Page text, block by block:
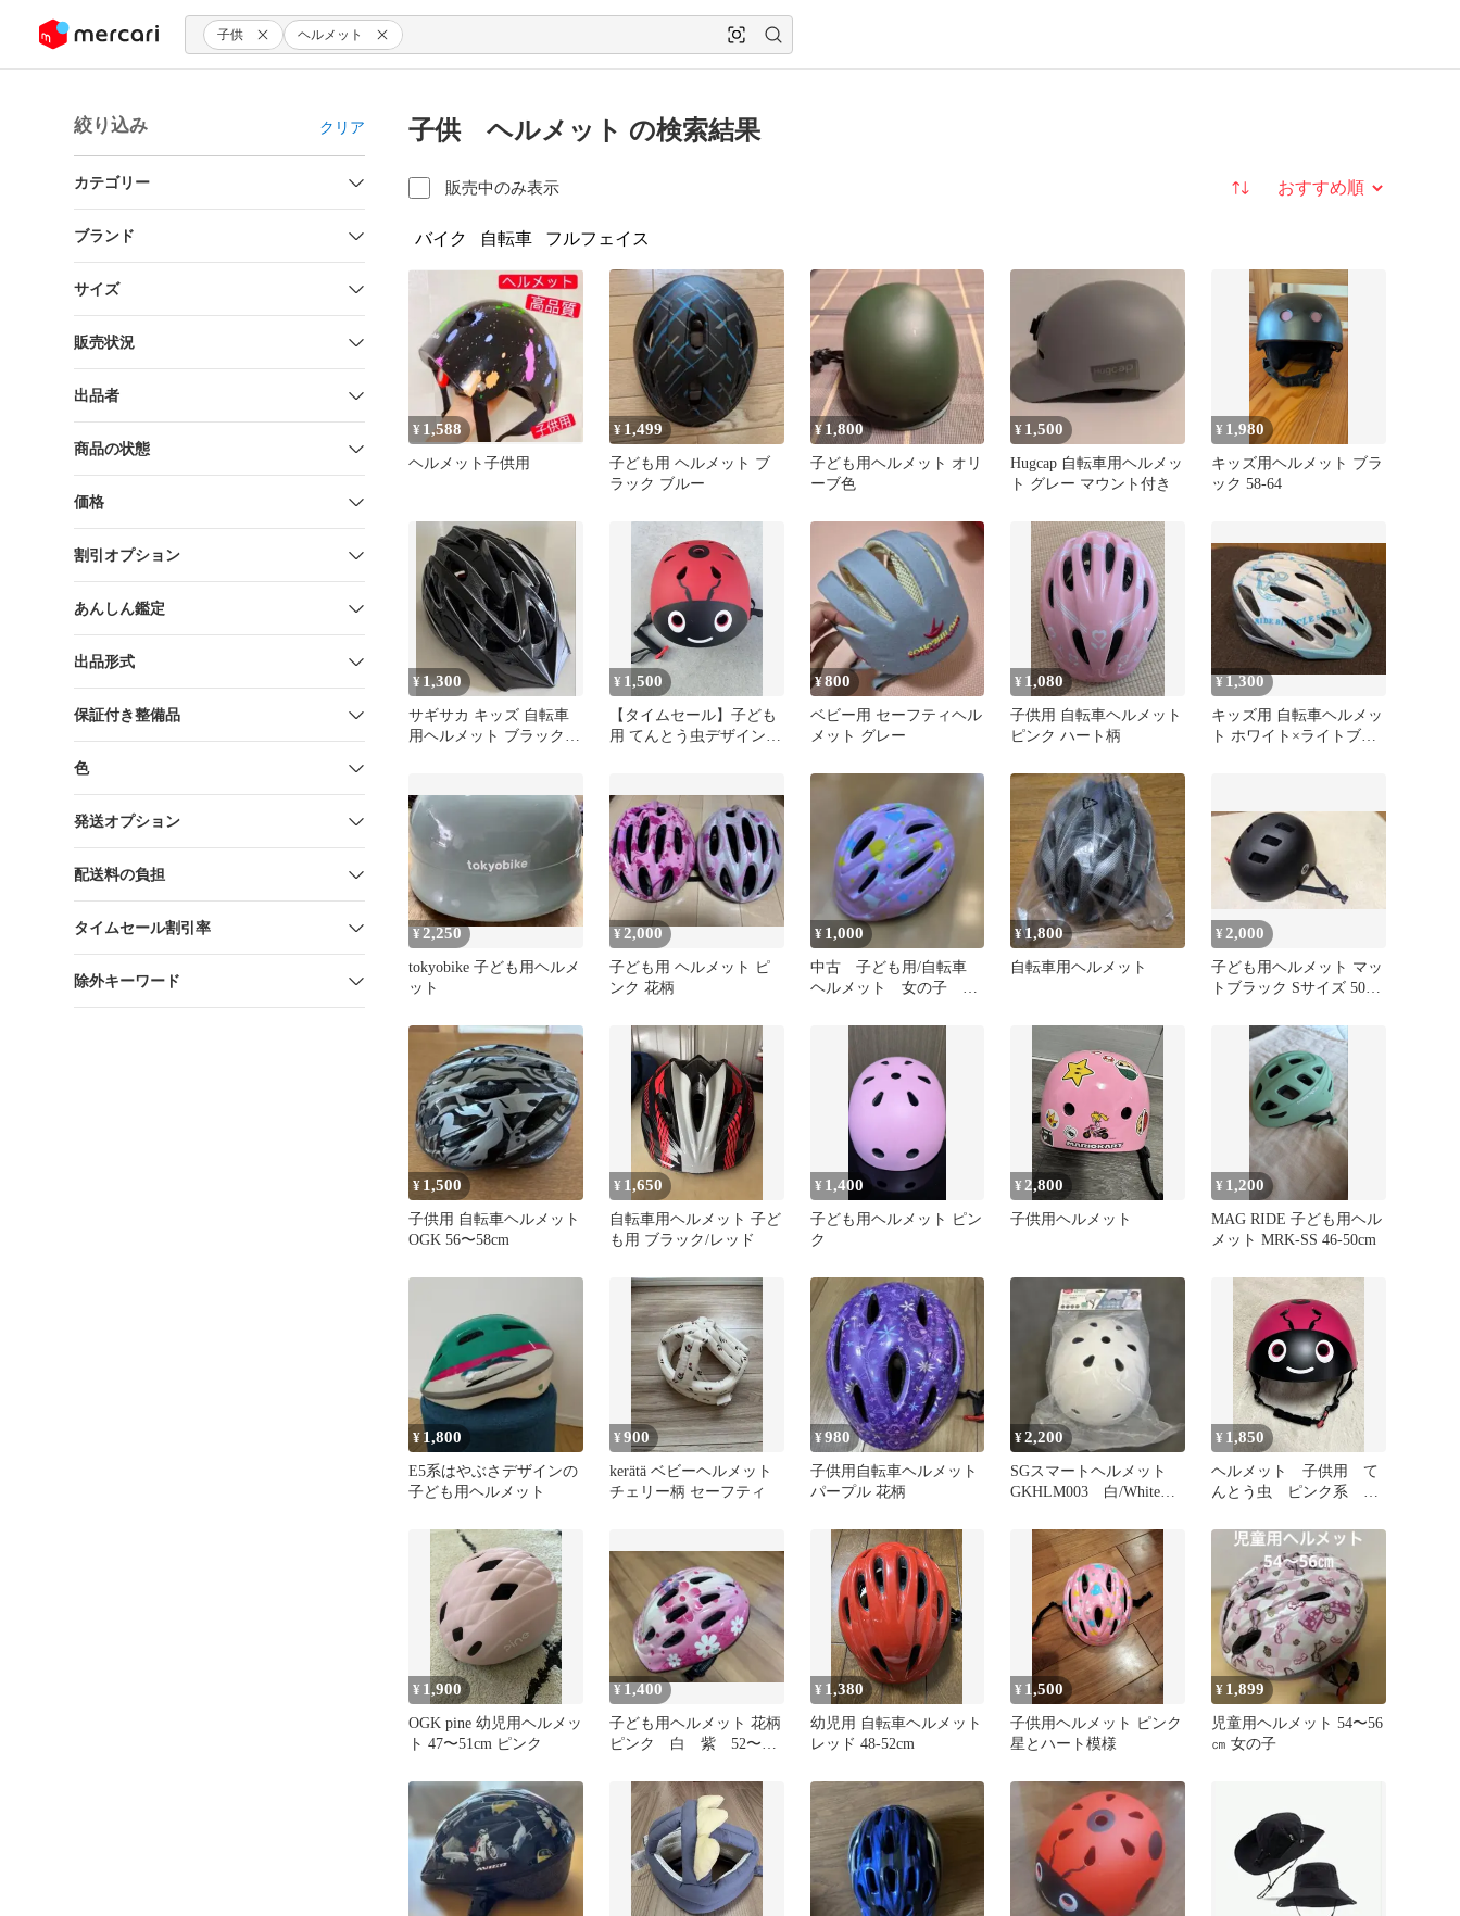
ツにスキップ 子供 ヘルメット
絞り込み クリア
カテゴリー
ブランド
サイズ
販売状況
出品者
商品の状態
価格
割引オプション
あんしん鑑定
出品形式
保証付き整備品
色
発送オプション
配送料の負担
タイムセール割引率
除外キーワード
子供 ヘルメット の検索結果
販売中のみ表示 並び替え
バイク 自転車 フルフェイス
¥ 1,588
ヘルメット子供用
¥ 1,499
子ども用 ヘルメット ブ
ラック ブルー
¥ 1,800
子ども用ヘルメット オリ
ーブ色
¥ 1,500
Hugcap 自転車用ヘルメッ
ト グレー マウント付き
¥ 1,980
キッズ用ヘルメット ブラ
ック 58-64
¥1,300
サギサカ キッズ 自転車
用ヘルメット ブラック
¥ 1,500
【タイムセール】子ども
用 てんとう虫デザイン
¥800
ベビー用 セーフティヘル
メット グレー
¥ 1,080
子供用 自転車ヘルメット
ピンク ハート柄
¥ 1,300
キッズ用 自転車ヘルメッ
ト ホワイト×ライトブル
¥ 2,250
tokyobike 子ども用ヘルメ
ット
¥ 2,000
子ども用 ヘルメット ピ
ンク 花柄
¥ 1,000
中古 子ども用/自転車
ヘルメット 女の子 送
¥1,800
自転車用ヘルメット
¥ 2,000
子ども用ヘルメット マッ
トブラック Sサイズ 50-
¥ 1,500
子供用 自転車ヘルメット
OGK 56〜58cm
¥ 1,650
自転車用ヘルメット 子ど
も用 ブラック/レッド
¥ 1,400
子ども用ヘルメット ピン
ク
¥ 2,800
子供用ヘルメット
¥ 1,200
MAG RIDE 子ども用ヘル
メット MRK-SS 46-50cm
¥ 1,800
E5系はやぶさデザインの
子ども用ヘルメット
¥900
kerätä ベビーヘルメット
チェリー柄 セーフティ
¥980
子供用自転車ヘルメット
パープル 花柄
¥2,200
SGスマートヘルメット
GKHLM003 白/White
¥ 1,850
ヘルメット 子供用 て
んとう虫 ピンク系 S
¥ 1,900
OGK pine 幼児用ヘルメッ
ト 47〜51cm ピンク
¥ 1,400
子ども用ヘルメット 花柄
ピンク 白 紫 52〜
¥ 1,380
幼児用 自転車ヘルメット
レッド 48-52cm
¥ 1,500
子供用ヘルメット ピンク
星とハート模様
¥ 1,899
児童用ヘルメット 54〜56
㎝ 女の子